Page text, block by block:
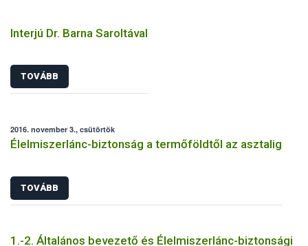
Interjú Dr. Barna Saroltával
TOVÁBB
2016. november 3., csütörtök
Élelmiszerlánc-biztonság a termőföldtől az asztalig
TOVÁBB
1.-2. Általános bevezető és Élelmiszerlánc-biztonsági